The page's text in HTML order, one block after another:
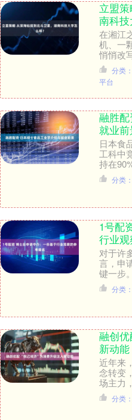
立盟
南科技
在湘江
机、一
悄悄改
里走出
让“海牛
分类
平台
融胜
就业
日本食
工科中
持在
该专业
能性食
分类
1号配
行业
对于许
言，申
键一步
向匹配
力。面
分类
融创优
新动能
近年来
念转变
场主力
逻辑持
成长....
分类